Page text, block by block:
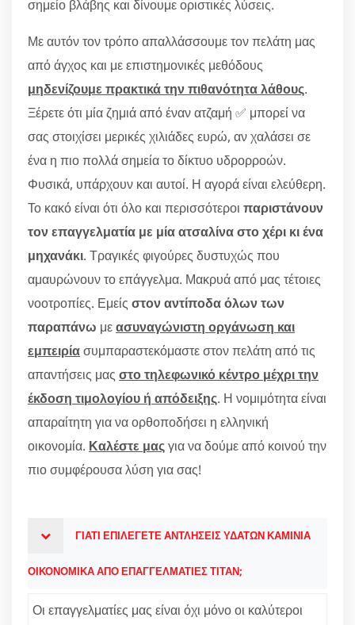
σημείο βλάβης και δίνουμε οριστικές λύσεις.
Με αυτόν τον τρόπο απαλλάσσουμε τον πελάτη μας
από άγχος και με επιστημονικές μεθόδους
μηδενίζουμε πρακτικά την πιθανότητα λάθους.
Ξέρετε ότι μία ζημιά από έναν ατζαμή ✅ μπορεί να
σας στοιχίσει μερικές χιλιάδες ευρώ, αν χαλάσει σε
ένα η πιο πολλά σημεία το δίκτυο υδρορροών.
Φυσικά, υπάρχουν και αυτοί. Η αγορά είναι ελεύθερη.
Το κακό είναι ότι όλο και περισσότεροι παριστάνουν
τον επαγγελματία με μία ατσαλίνα στο χέρι κι ένα
μηχανάκι. Τραγικές φιγούρες δυστυχώς που
αμαυρώνουν το επάγγελμα. Μακρυά από μας τέτοιες
νοοτροπίες. Εμείς στον αντίποδα όλων των
παραπάνω μεασυναγώνιστη οργάνωση και
εμπειρίασυμπαραστεκόμαστε στον πελάτη από τις
απαντήσεις μας στο τηλεφωνικό κέντρο μέχρι την
έκδοση τιμολογίου ή απόδειξης. Η νομιμότητα είναι
απαραίτητη για να ορθοποδήσει η ελληνική
οικονομία. Καλέστε μαςγια να δούμε από κοινού την
πιο συμφέρουσα λύση για σας!
ΓΙΑΤΙ ΕΠΙΛΕΓΕΤΕ ΑΝΤΛΗΣΕΙΣ ΥΔΑΤΩΝ ΚΑΜΙΝΙΑ
ΟΙΚΟΝΟΜΙΚΑ ΑΠΟ ΕΠΑΓΓΕΛΜΑΤΙΕΣ ΤΙΤΑΝ;
Οι επαγγελματίες μας είναι όχι μόνο οι καλύτεροι